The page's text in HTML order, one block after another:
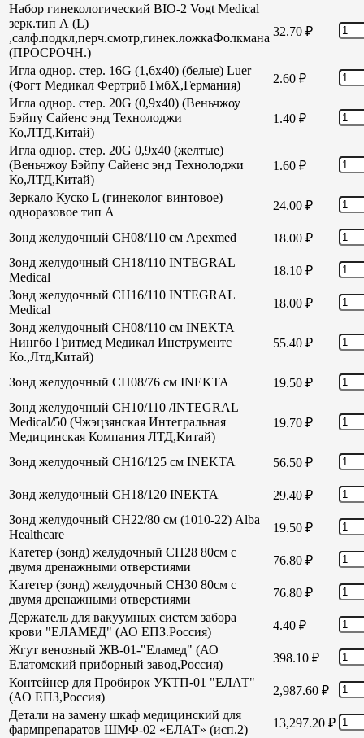
Набор гинекологический BIO-2 Vogt Medical
зерк.тип А (L)
,салф.подкл,перч.смотр,гинек.ложкаФолкмана
(ПРОСРОЧН.)
32.70 ₽
Игла однор. стер. 16G (1,6х40) (белые) Luer
(Фогт Медикал Фертриб ГмбХ,Германия)
2.60 ₽
Игла однор. стер. 20G (0,9х40) (Веньчжоу
Бэйпу Сайенс энд Технолоджи
Ко,ЛТД,Китай)
1.40 ₽
Игла однор. стер. 20G 0,9х40 (желтые)
(Веньчжоу Бэйпу Сайенс энд Технолоджи
Ко,ЛТД,Китай)
1.60 ₽
Зеркало Куско L (гинеколог винтовое)
одноразовое тип А
24.00 ₽
Зонд желудочный СН08/110 см Apexmed 18.00 ₽
Зонд желудочный СН18/110 INTEGRAL
Medical
18.10 ₽
Зонд желудочный СН16/110 INTEGRAL
Medical
18.00 ₽
Зонд желудочный СН08/110 см INEKTA
Нингбо Гритмед Медикал Инструментс
Ко.,Лтд,Китай)
55.40 ₽
Зонд желудочный СН08/76 см INEKTA 19.50 ₽
Зонд желудочный СН10/110 /INTEGRAL
Medical/50 (Чжэцзянская Интегральная
Медицинская Компания ЛТД,Китай)
19.70 ₽
Зонд желудочный СН16/125 см INEKTA 56.50 ₽
Зонд желудочный СН18/120 INEKTA 29.40 ₽
Зонд желудочный СН22/80 см (1010-22) Alba
Healthcare
19.50 ₽
Катетер (зонд) желудочный СН28 80см с
двумя дренажными отверстиями
76.80 ₽
Катетер (зонд) желудочный СН30 80см с
двумя дренажными отверстиями
76.80 ₽
Держатель для вакуумных систем забора
крови "ЕЛАМЕД" (АО ЕПЗ.Россия)
4.40 ₽
Жгут венозный ЖВ-01-"Еламед" (АО
Елатомский приборный завод,Россия)
398.10 ₽
Контейнер для Пробирок УКТП-01 "ЕЛАТ"
(АО ЕПЗ,Россия)
2,987.60 ₽
Детали на замену шкаф медицинский для
фармпрепаратов ШМФ-02 «ЕЛАТ» (исп.2)
13,297.20 ₽